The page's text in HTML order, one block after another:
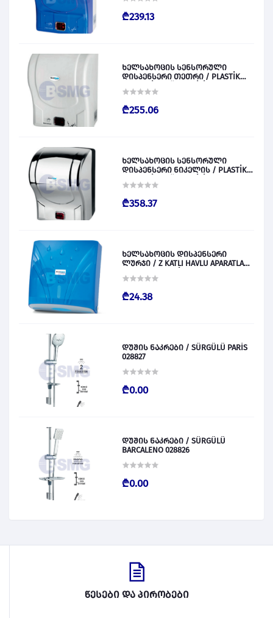
₾239.13
ხელსახოცის სენსორული
დისპენსერი თეთრი / PLASTİK
028829
₾255.06
ხელსახოცის სენსორული
დისპენსერი ნიკელის / PLASTİK
028830
₾358.37
ხელსახოცის დისპენსერი
ლურჯი / Z KATLI HAVLU APARATLARI
₾24.38
დუშის ნაკრები / SÜRGÜLÜ PARİS
028827
₾0.00
დუშის ნაკრები / SÜRGÜLÜ
BARCALENO 028826
₾0.00
წესები და პირობები